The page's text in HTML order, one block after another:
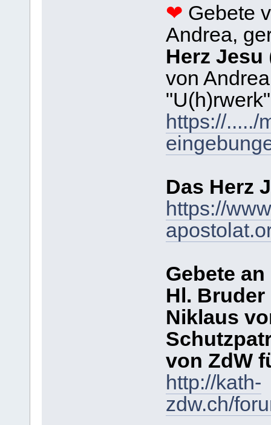
❤ Gebete
Andrea,
Herz Jesu
von
https://...../
Das Herz
https://
Gebete an
Hl. Bruder
Niklaus
von ZdW
http://kath-
zdw.ch/